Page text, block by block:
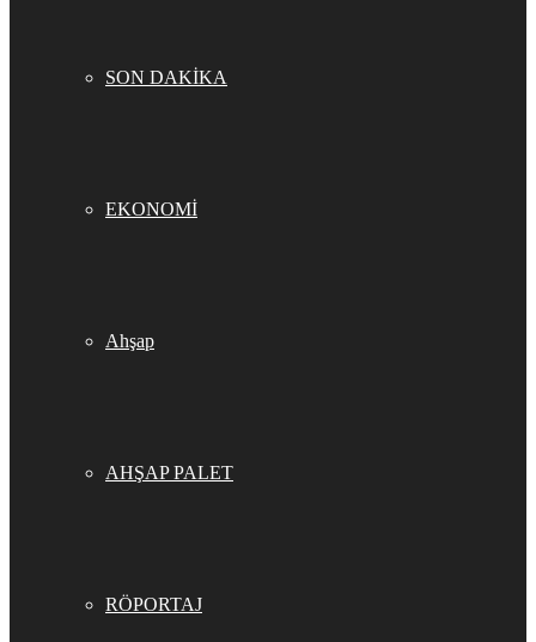
SON DAKİKA
EKONOMİ
Ahşap
AHŞAP PALET
RÖPORTAJ